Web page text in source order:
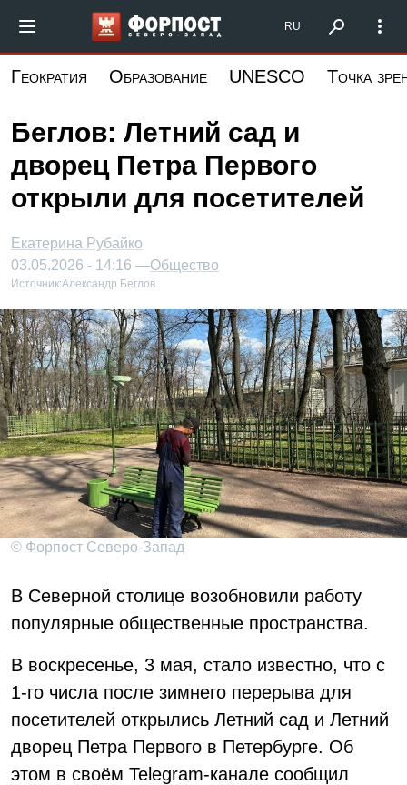
основному
Форпост Северо-Запад
RU
Геократия Образование UNESCO Точка
Беглов: Летний сад и
дворец Петра Первого
открыли для посетителей
Екатерина Рубайко
03.05.2026 - 14:16 —Общество
Источник:Александр Беглов
© Форпост Северо-Запад
В Северной столице возобновили работу
популярные общественные пространства.
В воскресенье, 3 мая, стало известно, что с
1-го числа после зимнего перерыва для
посетителей открылись Летний сад и Летний
дворец Петра Первого в Петербурге. Об
этом в своём Telegram-канале сообщил